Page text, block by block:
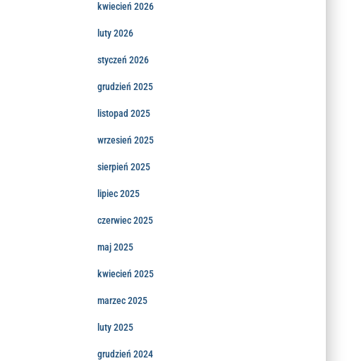
kwiecień 2026
luty 2026
styczeń 2026
grudzień 2025
listopad 2025
wrzesień 2025
sierpień 2025
lipiec 2025
czerwiec 2025
maj 2025
kwiecień 2025
marzec 2025
luty 2025
grudzień 2024